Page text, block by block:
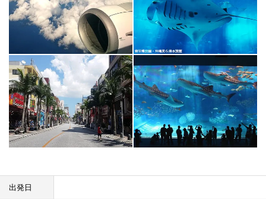
出発日